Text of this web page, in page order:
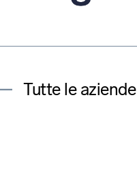
Tutte le aziende